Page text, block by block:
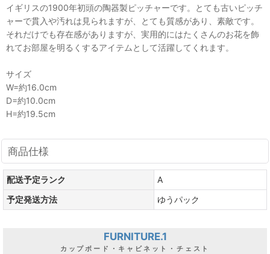
イギリスの1900年初頭の陶器製ピッチャーです。とても古いピッチ
ャーで貫入や汚れは見られますが、とても質感があり、素敵です。
それだけでも存在感がありますが、実用的にはたくさんのお花を飾
れてお部屋を明るくするアイテムとして活躍してくれます。
サイズ
W=約16.0cm
D=約10.0cm
H=約19.5cm
商品仕様
配送予定ランク
A
予定発送方法
ゆうパック
FURNITURE.1
カップボード・キャビネット・チェスト